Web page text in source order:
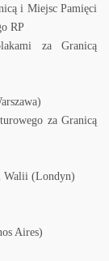
i Miejsc Pamięci
RP
za Granicą
za Granicą
(Londyn)
Aires)